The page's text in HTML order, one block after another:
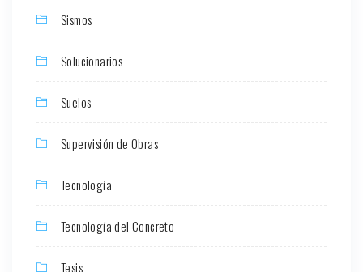
Sismos
Solucionarios
Suelos
Supervisión de Obras
Tecnología
Tecnología del Concreto
Tesis